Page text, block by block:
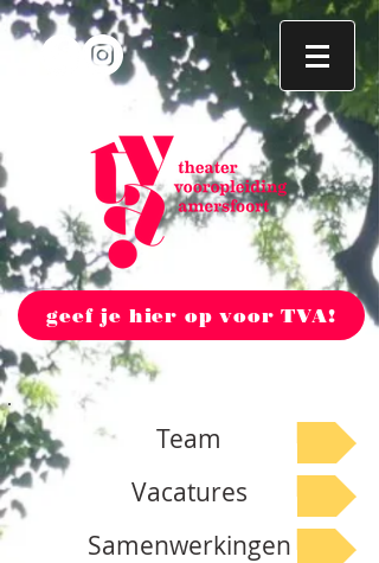
geef je hier op voor TVA!
Team
Vacatures
Samenwerkingen